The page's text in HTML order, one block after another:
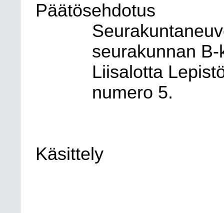
Päätösehdotus
seurakunnan
Liisalotta
numero 5.
Käsittely